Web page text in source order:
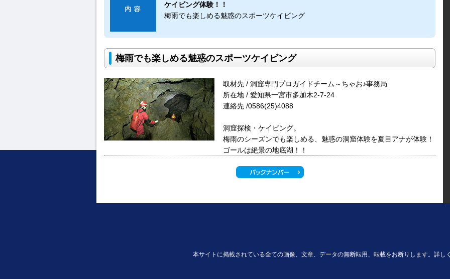
ケイビング体験！！
梅雨でも楽しめる魅惑のスポーツケイビング
梅雨でも楽しめる魅惑のスポーツケイビング
取材先 / 洞窟専門プロガイドチーム～ちゃお♪事務局
所在地 / 愛知県一宮市多加木2-7-24
連絡先 /0586(25)4088
洞窟探検・ケイビング。
梅雨のシーズンでも楽しめる、魅惑の洞窟体験を夏目アナが体験！
ゴールは絶景の地底湖！！
本サイトに掲載されている全ての画像、文章、データの無断転用、転載をお断りします。詳し